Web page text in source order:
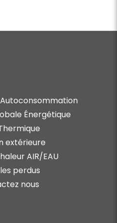
Énergétique
extérieure
AIR/EAU
perdus
nous